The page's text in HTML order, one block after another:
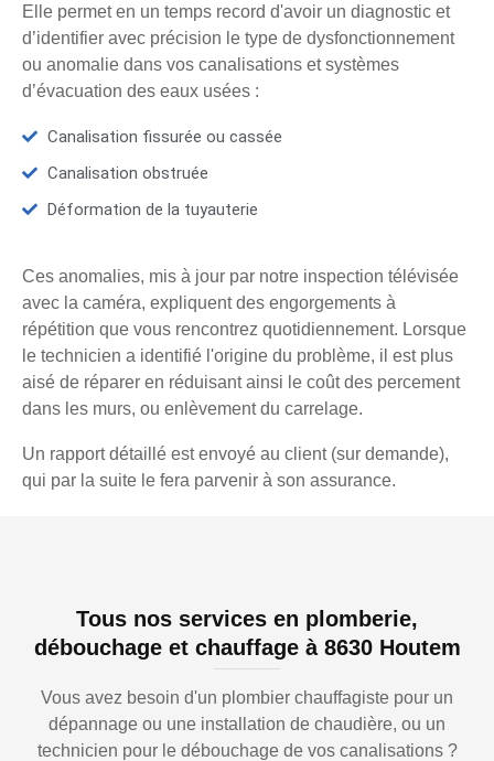
Elle permet en un temps record d'avoir un diagnostic et
d’identifier avec précision le type de dysfonctionnement
ou anomalie dans vos canalisations et systèmes
d’évacuation des eaux usées :
Canalisation fissurée ou cassée
Canalisation obstruée
Déformation de la tuyauterie
Ces anomalies, mis à jour par notre inspection télévisée
avec la caméra, expliquent des engorgements à
répétition que vous rencontrez quotidiennement. Lorsque
le technicien a identifié l'origine du problème, il est plus
aisé de réparer en réduisant ainsi le coût des percement
dans les murs, ou enlèvement du carrelage.
Un rapport détaillé est envoyé au client (sur demande),
qui par la suite le fera parvenir à son assurance.
Tous nos services en plomberie,
débouchage et chauffage à 8630 Houtem
Vous avez besoin d'un plombier chauffagiste pour un
dépannage ou une installation de chaudière, ou un
technicien pour le débouchage de vos canalisations ?